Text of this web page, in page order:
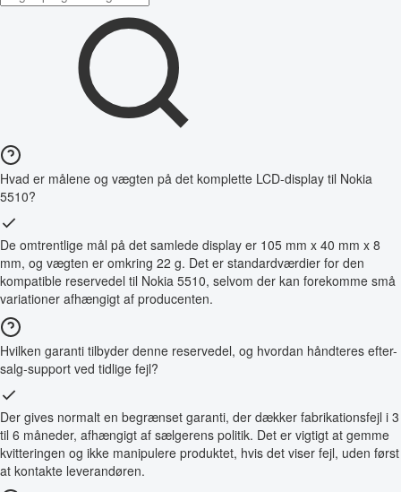
Hvad er målene og vægten på det komplette LCD-display til Nokia
5510?
De omtrentlige mål på det samlede display er 105 mm x 40 mm x 8
mm, og vægten er omkring 22 g. Det er standardværdier for den
kompatible reservedel til Nokia 5510, selvom der kan forekomme små
variationer afhængigt af producenten.
Hvilken garanti tilbyder denne reservedel, og hvordan håndteres efter-
salg-support ved tidlige fejl?
Der gives normalt en begrænset garanti, der dækker fabrikationsfejl i 3
til 6 måneder, afhængigt af sælgerens politik. Det er vigtigt at gemme
kvitteringen og ikke manipulere produktet, hvis det viser fejl, uden først
at kontakte leverandøren.